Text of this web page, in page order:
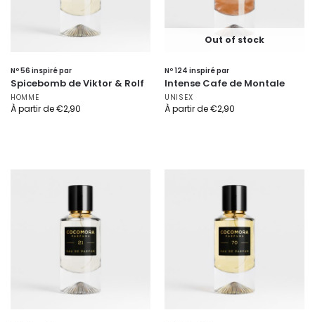
Nº 56 inspiré par
Spicebomb de Viktor & Rolf
HOMME
À partir de€2,90
Out of stock
Nº 124 inspiré par
Intense Cafe de Montale
UNISEX
À partir de€2,90